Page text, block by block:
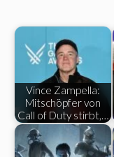
Vince Zampella:
Mitschöpfer von
Call of Duty stirbt,…